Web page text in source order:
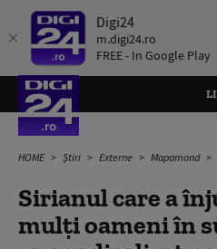
Digi24
m.digi24.ro
FREE - In Google Play
HOME Știri Externe Mapamond
Sirianul care a
mulți oameni în